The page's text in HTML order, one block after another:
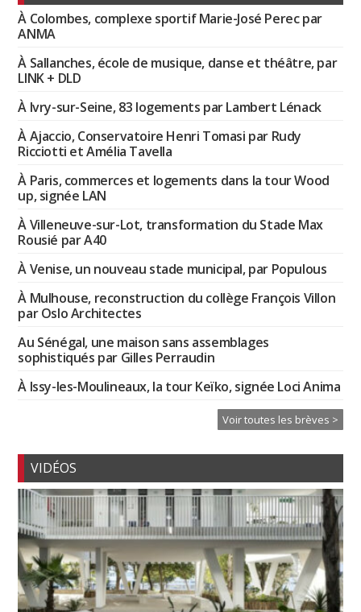
À Colombes, complexe sportif Marie-José Perec par
ANMA
À Sallanches, école de musique, danse et théâtre, par
LINK + DLD
À Ivry-sur-Seine, 83 logements par Lambert Lénack
À Ajaccio, Conservatoire Henri Tomasi par Rudy
Ricciotti et Amélia Tavella
À Paris, commerces et logements dans la tour Wood
up, signée LAN
À Villeneuve-sur-Lot, transformation du Stade Max
Rousié par A40
À Venise, un nouveau stade municipal, par Populous
À Mulhouse, reconstruction du collège François Villon
par Oslo Architectes
Au Sénégal, une maison sans assemblages
sophistiqués par Gilles Perraudin
À Issy-les-Moulineaux, la tour Keïko, signée Loci Anima
Voir toutes les brèves >
VIDÉOS